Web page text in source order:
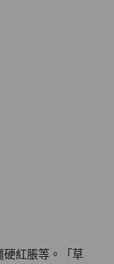
紅脹等。「草